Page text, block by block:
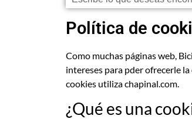
Política de
Como muchas páginas web,
intereses para pder ofrecerle
cookies utiliza chapinal.com.
¿Qué es una